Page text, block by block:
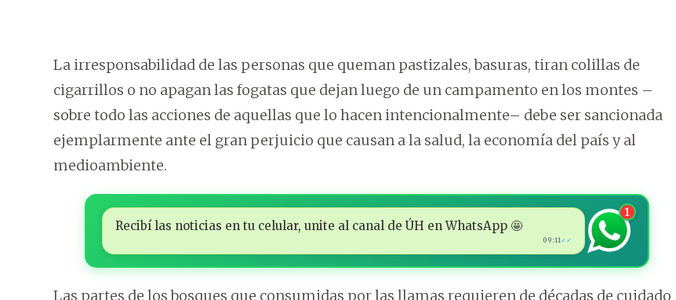
La irresponsabilidad de las personas que queman pastizales, basuras, tiran colillas de
cigarrillos o no apagan las fogatas que dejan luego de un campamento en los montes –
sobre todo las acciones de aquellas que lo hacen intencionalmente– debe ser sancionada
ejemplarmente ante el gran perjuicio que causan a la salud, la economía del país y al
medioambiente.
Recibí las noticias en tu celular, unite al canal de ÚH en WhatsApp 🤩
09:11✓✓
1
Las partes de los bosques que consumidas por las llamas requieren de décadas de cuidado